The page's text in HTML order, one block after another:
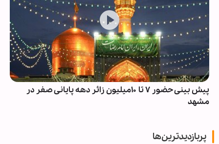
پیش بینی حضور ۷ تا ۱۰میلیون زائر دهه پایانی صفر در
مشهد
پربازدیدترین‌ها